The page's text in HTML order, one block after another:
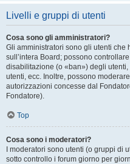
Livelli e gruppi di utenti
Cosa sono gli amministratori?
Gli amministratori sono gli utenti
sull’intera Board; possono
disabilitazione (o «ban») degli
utenti, ecc. Inoltre, possono
autorizzazioni concesse dal
Fondatore).
Top
Cosa sono i moderatori?
I moderatori sono utenti (o gruppi di
sotto controllo i forum giorno per